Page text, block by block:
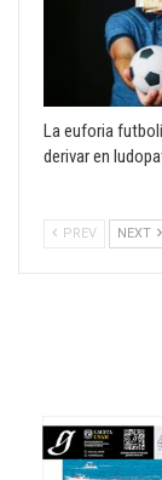
La euforia
derivar en
PREV NEXT